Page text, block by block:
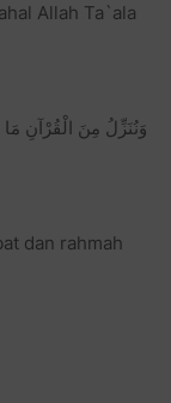
Allah Ta`ala
وَنُنَزِّلُ مِنَ الْقُرْآنِ
dan rahmah